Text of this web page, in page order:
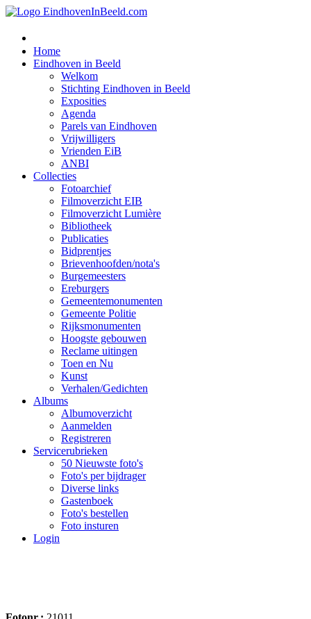
Home
Eindhoven in Beeld
Welkom
Stichting Eindhoven in Beeld
Exposities
Agenda
Parels van Eindhoven
Vrijwilligers
Vrienden EiB
ANBI
Collecties
Fotoarchief
Filmoverzicht EIB
Filmoverzicht Lumière
Bibliotheek
Publicaties
Bidprentjes
Brievenhoofden/nota's
Burgemeesters
Ereburgers
Gemeentemonumenten
Gemeente Politie
Rijksmonumenten
Hoogste gebouwen
Reclame uitingen
Toen en Nu
Kunst
Verhalen/Gedichten
Albums
Albumoverzicht
Aanmelden
Registreren
Servicerubrieken
50 Nieuwste foto's
Foto's per bijdrager
Diverse links
Gastenboek
Foto's bestellen
Foto insturen
Login